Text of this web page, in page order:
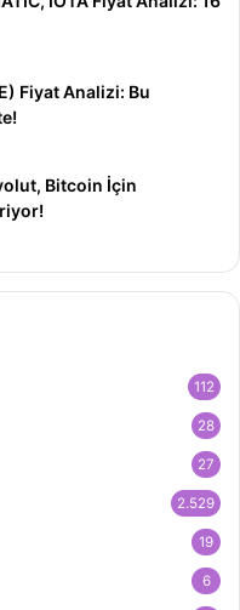
Fiyat Analizi: Bu
Bitcoin İçin
112
28
27
2.529
19
6